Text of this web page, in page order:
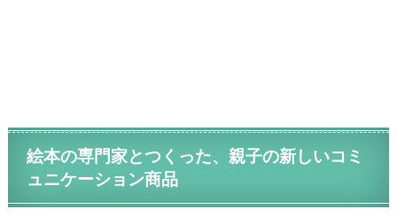
絵本の専門家とつくった、親子の新しいコミ
ュニケーション商品